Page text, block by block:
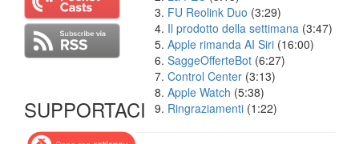
SUPPORTACI
FU Reolink Duo (3:29)
Il prodotto della settimana (3:47)
Apple rimanda AI Siri (16:00)
SaggeOfferteBot (6:27)
Control Center (3:13)
Apple Watch (5:38)
Ringraziamenti (1:22)